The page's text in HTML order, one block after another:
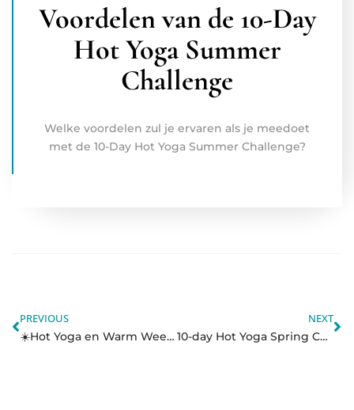
Voordelen van de 10-Day
Hot Yoga Summer
Challenge
Welke voordelen zul je ervaren als je meedoet
met de 10-Day Hot Yoga Summer Challenge?
PREVIOUS
☀️Hot Yoga en Warm Weer: DOEN! – Hot Yoga 10-day challenge
NEXT
10-day Hot Yoga Spring Challenge